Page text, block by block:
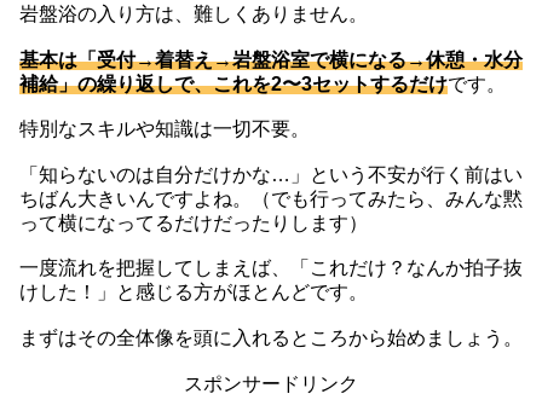
岩盤浴の入り方は、難しくありません。
基本は「受付→着替え→岩盤浴室で横になる→休憩・水分
補給」の繰り返しで、これを2〜3セットするだけです。
特別なスキルや知識は一切不要。
「知らないのは自分だけかな…」という不安が行く前はい
ちばん大きいんですよね。（でも行ってみたら、みんな黙
って横になってるだけだったりします）
一度流れを把握してしまえば、「これだけ？なんか拍子抜
けした！」と感じる方がほとんどです。
まずはその全体像を頭に入れるところから始めましょう。
スポンサードリンク